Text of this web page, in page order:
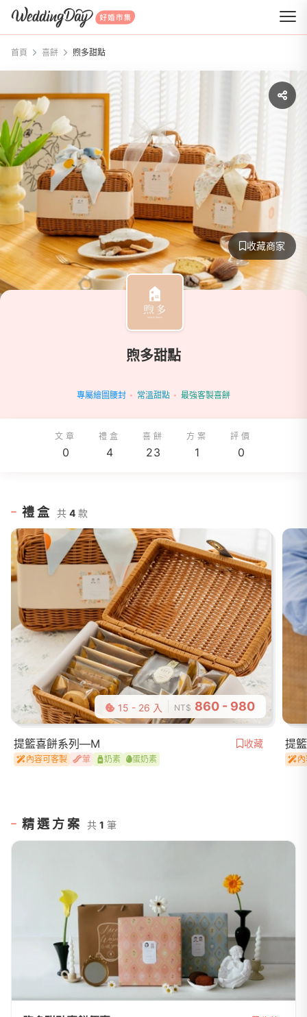
WeddingDay 好婚市集
首頁 喜餅 煦多甜點
收藏商家
煦多甜點
專屬繪圖腰封 常溫甜點 最強客製喜餅
文章
0
禮盒
4
喜餅
23
方案
1
評價
0
禮盒 共 4 款
15 - 26 入 NT$ 860 - 980
提籃喜餅系列—M 收藏
內容可客製 葷 奶素 蛋奶素
提
精選方案 共 1 筆